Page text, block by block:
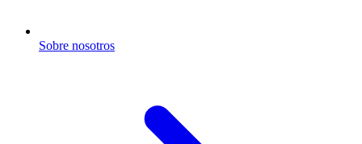
Sobre nosotros